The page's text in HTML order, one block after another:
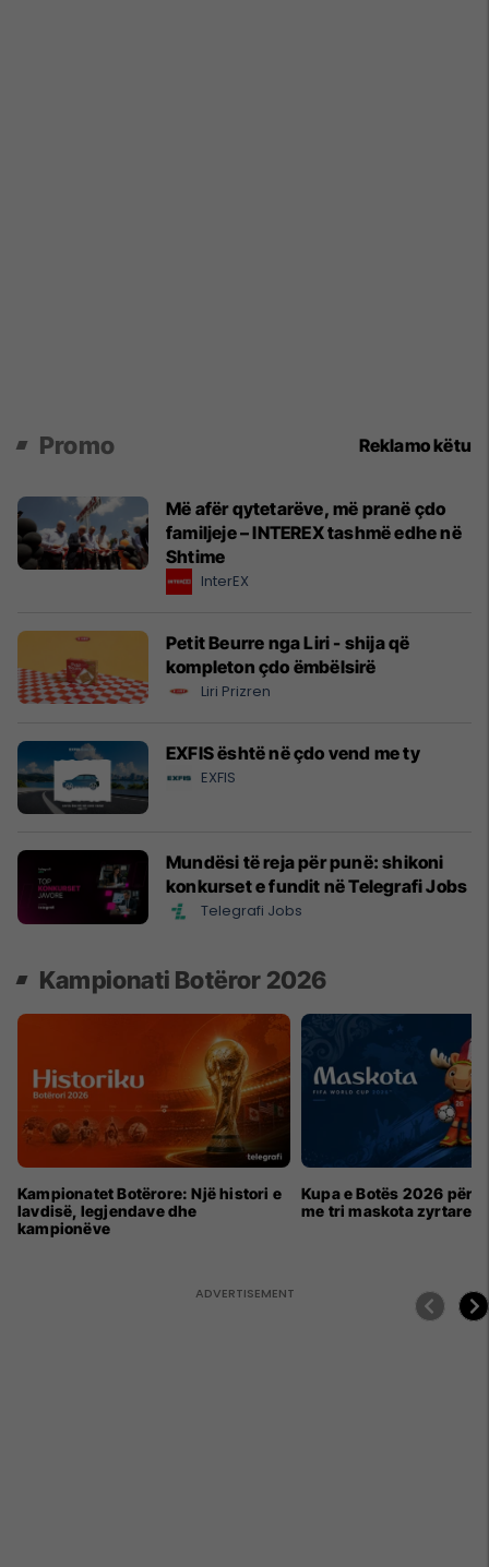
Promo Reklamo këtu
Më afër qytetarëve, më pranë çdo
familjeje – INTEREX tashmë edhe në
Shtime
InterEX
Petit Beurre nga Liri - shija që
kompleton çdo ëmbëlsirë
Liri Prizren
EXFIS është në çdo vend me ty
EXFIS
Mundësi të reja për punë: shikoni
konkurset e fundit në Telegrafi Jobs
Telegrafi Jobs
Kampionati Botëror 2026
Kampionatet Botërore: Një histori e
lavdisë, legjendave dhe
kampionëve
Kupa e Botës 2026 për
me tri maskota zyrtare